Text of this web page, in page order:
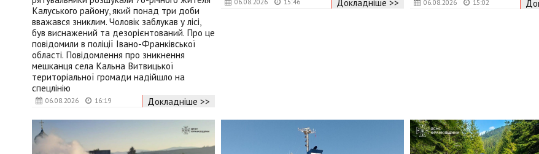
06.08.2026 16:19
Калуського району, який понад три доби
вважався зниклим. Чоловік заблукав у лісі,
був виснажений та дезорієнтований. Про це
повідомили в поліції Івано-Франківської
області. Повідомлення про зникнення
мешканця села Кальна Витвицької
територіальної громади надійшло на
спецлінію
Докладніше >>
06.08.2026 15:02